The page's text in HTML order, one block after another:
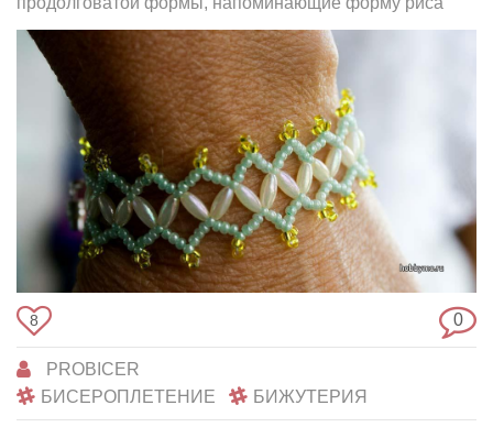
8 0
PROBICER
БИСЕРОПЛЕТЕНИЕ
БИЖУТЕРИЯ